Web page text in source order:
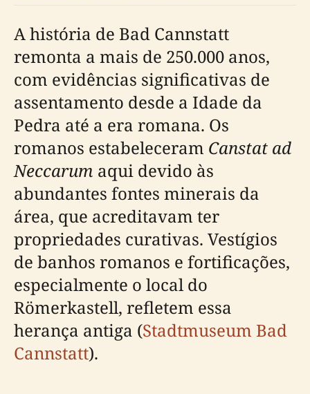
A história de Bad Cannstatt
remonta a mais de 250.000 anos,
com evidências significativas de
assentamento desde a Idade da
Pedra até a era romana. Os
romanos estabeleceram Canstat ad
Neccarum aqui devido às
abundantes fontes minerais da
área, que acreditavam ter
propriedades curativas. Vestígios
de banhos romanos e fortificações,
especialmente o local do
Römerkastell, refletem essa
herança antiga (Stadtmuseum Bad
Cannstatt).